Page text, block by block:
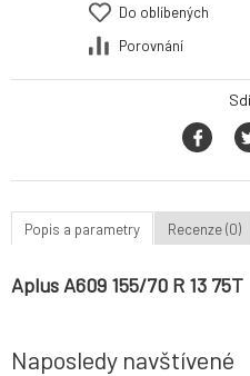
Do oblíbených
Porovnání
Popis a parametry Recenze (0)
Aplus A609 155/70 R 13 75T
Naposledy navštívené